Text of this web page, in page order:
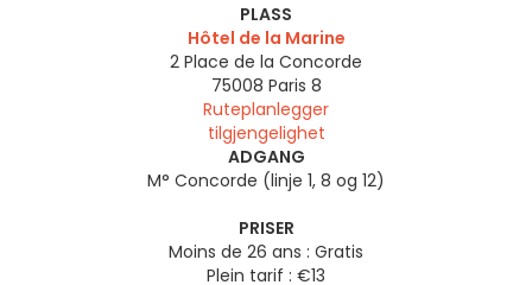
PLASS
Hôtel de la Marine
2 Place de la Concorde
75008 Paris 8
Ruteplanlegger
tilgjengelighet
ADGANG
M° Concorde (linje 1, 8 og 12)
PRISER
Moins de 26 ans : Gratis
Plein tarif : €13